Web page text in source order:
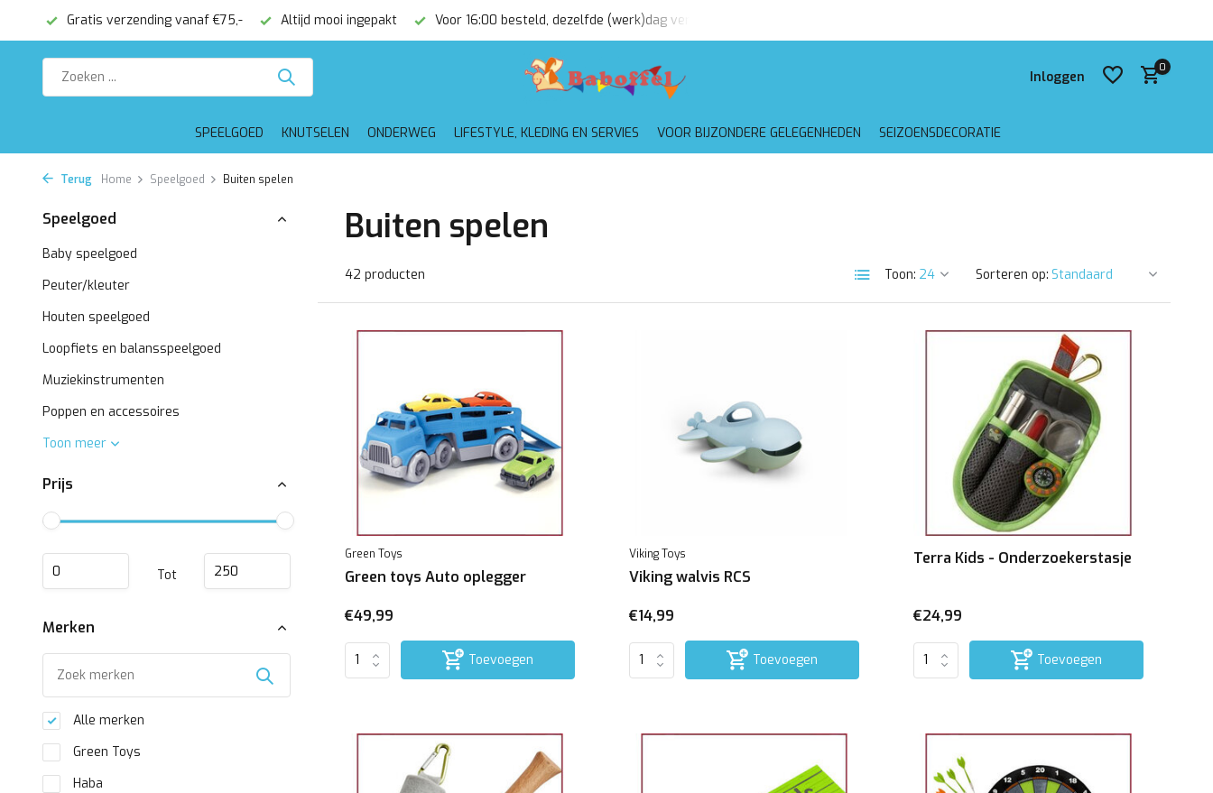
Altijd mooi ingepakt Voor 16:00 besteld, dezelfde (werk)dag verzonden Gratis verzending vanaf €75,-
Inloggen
0
SPEELGOED KNUTSELEN ONDERWEG LIFESTYLE, KLEDING EN SERVIES VOOR BIJZONDERE GELEGENHEDEN SEIZOENSDECORATIE
Terug Home Speelgoed Buiten spelen
Speelgoed
Baby speelgoed
Peuter/kleuter
Houten speelgoed
Loopfiets en balansspeelgoed
Muziekinstrumenten
Poppen en accessoires
Toon meer
Prijs
Tot
Merken
Alle merken
Green Toys
Haba
Buiten spelen
42 producten Toon: Sorteren op:
Green Toys
Green toys Auto oplegger
€49,99
Toevoegen
Viking Toys
Viking walvis RCS
€14,99
Toevoegen
Terra Kids - Onderzoekerstasje
€24,99
Toevoegen